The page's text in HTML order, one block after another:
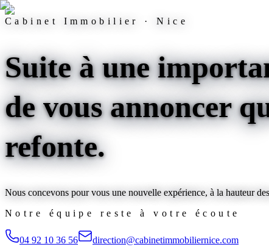
Cabinet Immobilier · Nice
Suite à une
de vous annoncer
refonte.
Nous concevons pour vous une nouvelle expérience, à la hauteur
Notre équipe reste à votre écoute
04 92 10 36 56
direction@cabinetimmobiliernice.com